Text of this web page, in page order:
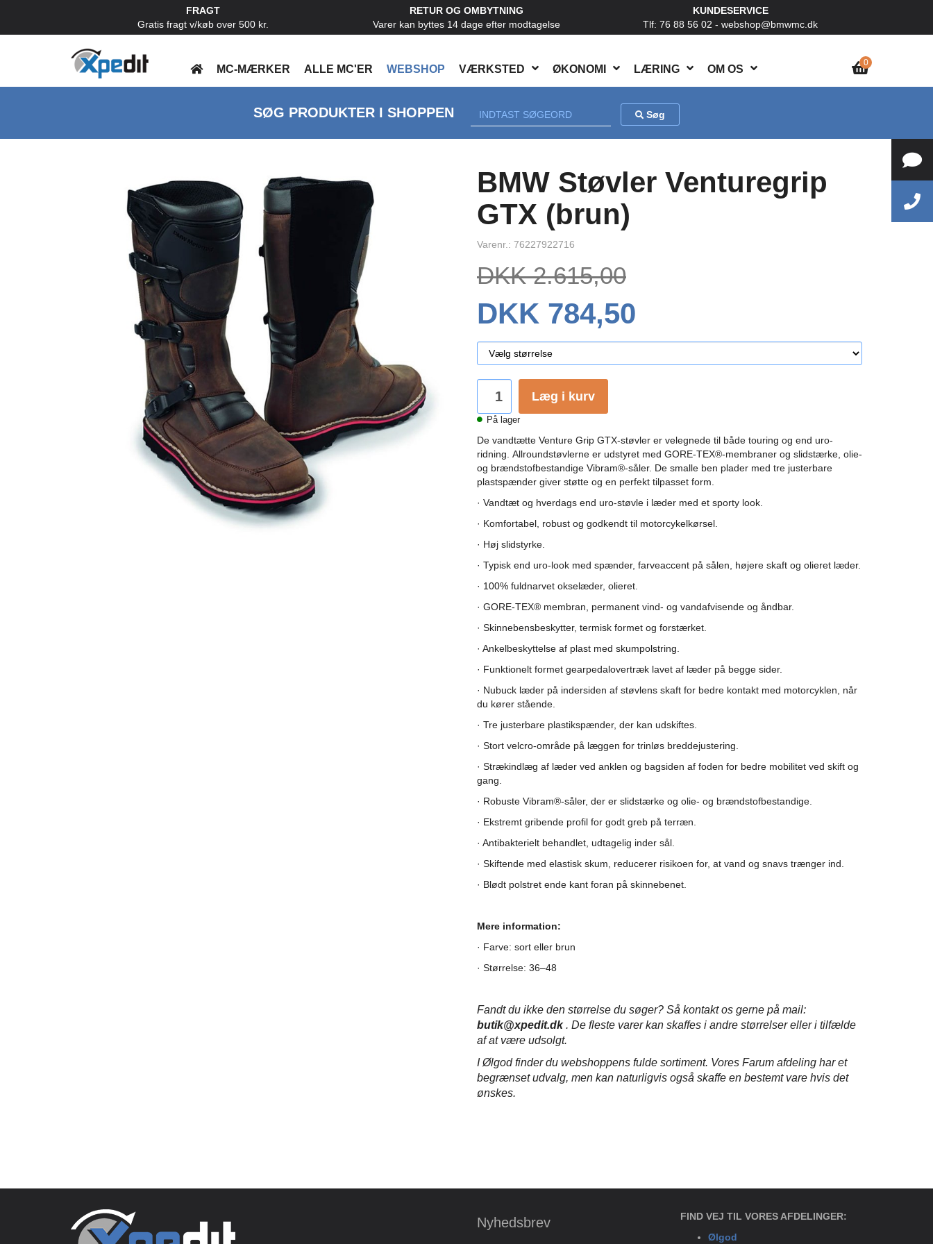
MC-MÆRKER ALLE MC'ER WEBSHOP VÆRKSTED ØKONOMI LÆRING OM OS
0
FRAGT
Gratis fragt v/køb over 500 kr.
RETUR OG OMBYTNING
Varer kan byttes 14 dage efter modtagelse
KUNDESERVICE
Tlf: 76 88 56 02 - webshop@bmwmc.dk
SØG PRODUKTER I SHOPPEN Søg
BMW Støvler Venturegrip
GTX (brun)
Varenr.: 76227922716
DKK 2.615,00
DKK 784,50
Læg i kurv
På lager
De vandtætte Venture Grip GTX-støvler er velegnede til både touring og end uro-
ridning. Allroundstøvlerne er udstyret med GORE-TEX®-membraner og slidstærke, olie-
og brændstofbestandige Vibram®-såler. De smalle ben plader med tre justerbare
plastspænder giver støtte og en perfekt tilpasset form.
· Vandtæt og hverdags end uro-støvle i læder med et sporty look.
· Komfortabel, robust og godkendt til motorcykelkørsel.
· Høj slidstyrke.
· Typisk end uro-look med spænder, farveaccent på sålen, højere skaft og olieret læder.
· 100% fuldnarvet okselæder, olieret.
· GORE-TEX® membran, permanent vind- og vandafvisende og åndbar.
· Skinnebensbeskytter, termisk formet og forstærket.
· Ankelbeskyttelse af plast med skumpolstring.
· Funktionelt formet gearpedalovertræk lavet af læder på begge sider.
· Nubuck læder på indersiden af ​​støvlens skaft for bedre kontakt med motorcyklen, når
du kører stående.
· Tre justerbare plastikspænder, der kan udskiftes.
· Stort velcro-område på læggen for trinløs breddejustering.
· Strækindlæg af læder ved anklen og bagsiden af ​​foden for bedre mobilitet ved skift og
gang.
· Robuste Vibram®-såler, der er slidstærke og olie- og brændstofbestandige.
· Ekstremt gribende profil for godt greb på terræn.
· Antibakterielt behandlet, udtagelig inder sål.
· Skiftende med elastisk skum, reducerer risikoen for, at vand og snavs trænger ind.
· Blødt polstret ende kant foran på skinnebenet.
Mere information:
· Farve: sort eller brun
· Størrelse: 36–48
Fandt du ikke den størrelse du søger? Så kontakt os gerne på mail:
butik@xpedit.dk. De fleste varer kan skaffes i andre størrelser eller i tilfælde
af at være udsolgt.
I Ølgod finder du webshoppens fulde sortiment. Vores Farum afdeling har et
begrænset udvalg, men kan naturligvis også skaffe en bestemt vare hvis det
ønskes.
Nyhedsbrev
FIND VEJ TIL VORES AFDELINGER:
Ølgod